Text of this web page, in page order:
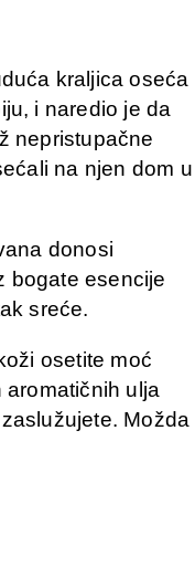
kraljica oseća
i naredio je da
nepristupačne
na njen dom u
donosi
bogate esencije
sreće.
osetite moć
ulja
Možda